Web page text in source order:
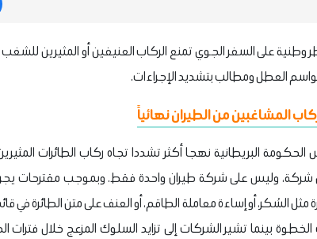
وطنية على السفر الجوي تمنع الركاب العنيفين أو المثيرين
العطل ومطالب بتشديد الإجراءات.
المشاغبين من الطيران نهائياً
البريطانية نهجا أكثر تشددا تجاه ركاب الطائرات
شركة، وليس على شركة طيران واحدة فقط. وبموجب مقترحات
السُكر، أو إساءة معاملة الطاقم، أو العنف على متن الطائرة
بينما تشير الشركات إلى تزايد السلوك المزعج خلال فترات